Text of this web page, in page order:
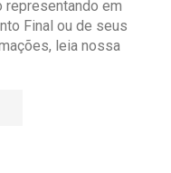
representando em
Final ou de seus
leia nossa